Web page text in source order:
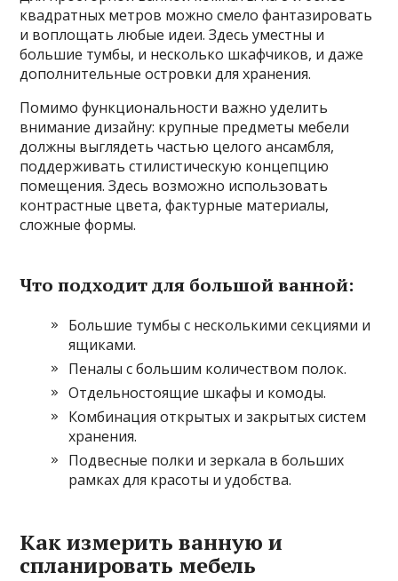
квадратных метров можно смело фантазировать
и воплощать любые идеи. Здесь уместны и
большие тумбы, и несколько шкафчиков, и даже
дополнительные островки для хранения.
Помимо функциональности важно уделить
внимание дизайну: крупные предметы мебели
должны выглядеть частью целого ансамбля,
поддерживать стилистическую концепцию
помещения. Здесь возможно использовать
контрастные цвета, фактурные материалы,
сложные формы.
Что подходит для большой ванной:
Большие тумбы с несколькими секциями и
ящиками.
Пеналы с большим количеством полок.
Отдельностоящие шкафы и комоды.
Комбинация открытых и закрытых систем
хранения.
Подвесные полки и зеркала в больших
рамках для красоты и удобства.
Как измерить ванную и
спланировать мебель